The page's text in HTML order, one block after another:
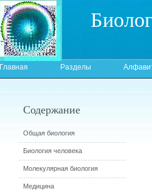
Главная Разделы
Содержание
Общая биология
Биология человека
Молекулярная биология
Медицина